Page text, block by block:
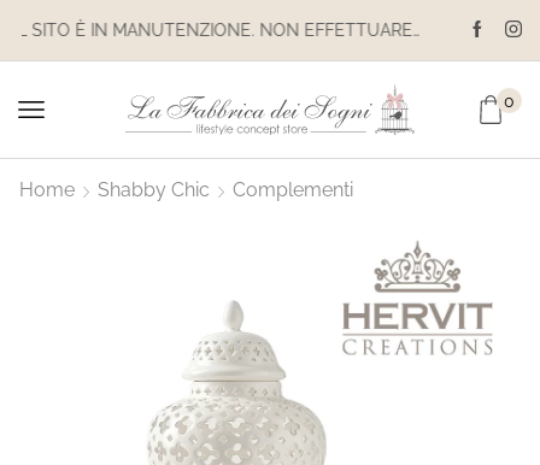
IL SITO È IN MANUTENZIONE. NON EFFETTUARE ACQUISTI. LE SPEDIZIONI SONO SOSPESE
0
Home Shabby Chic Complementi